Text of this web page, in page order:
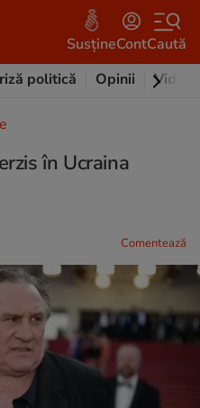
SusțineContCaută
politică Opinii Video
în Ucraina
Comentează